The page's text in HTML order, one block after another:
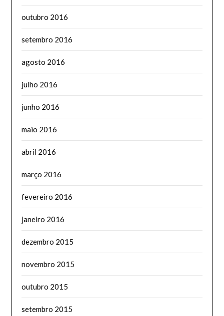
outubro 2016
setembro 2016
agosto 2016
julho 2016
junho 2016
maio 2016
abril 2016
março 2016
fevereiro 2016
janeiro 2016
dezembro 2015
novembro 2015
outubro 2015
setembro 2015